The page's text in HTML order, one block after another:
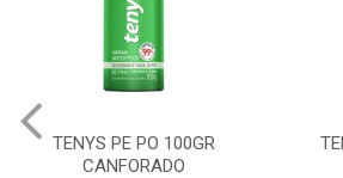
TENYS PE PO 100GR
CANFORADO